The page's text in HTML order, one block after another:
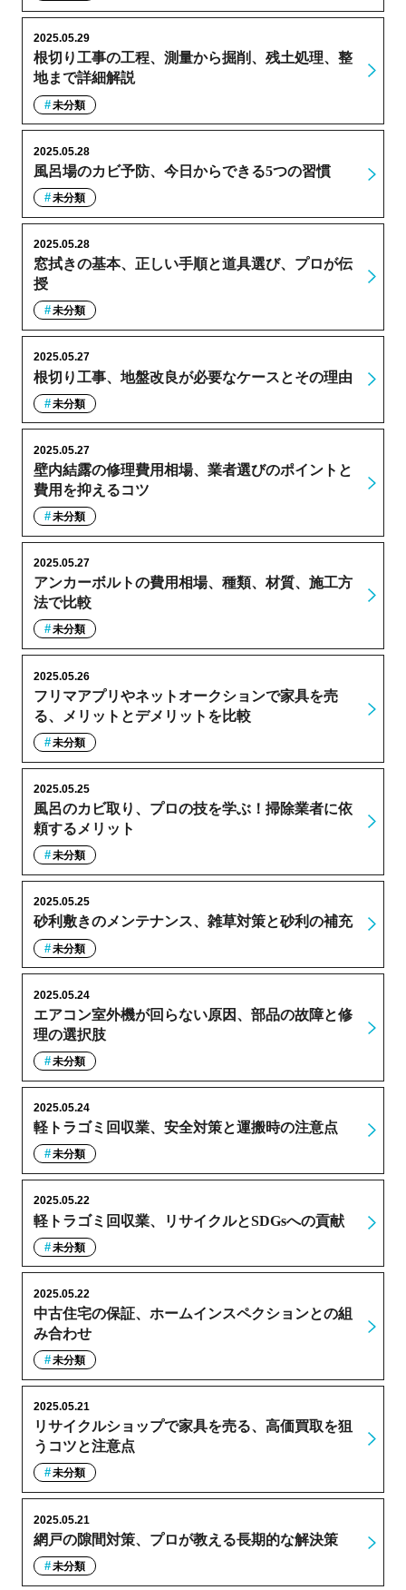
根切り工事の工程、測量から掘削、残土処理、整
地まで詳細解説
2025.05.29
未分類
風呂場のカビ予防、今日からできる5つの習慣
2025.05.28
未分類
窓拭きの基本、正しい手順と道具選び、プロが伝
授
2025.05.28
未分類
根切り工事、地盤改良が必要なケースとその理由
2025.05.27
未分類
壁内結露の修理費用相場、業者選びのポイントと
費用を抑えるコツ
2025.05.27
未分類
アンカーボルトの費用相場、種類、材質、施工方
法で比較
2025.05.27
未分類
フリマアプリやネットオークションで家具を売
る、メリットとデメリットを比較
2025.05.26
未分類
風呂のカビ取り、プロの技を学ぶ！掃除業者に依
頼するメリット
2025.05.25
未分類
砂利敷きのメンテナンス、雑草対策と砂利の補充
2025.05.25
未分類
エアコン室外機が回らない原因、部品の故障と修
理の選択肢
2025.05.24
未分類
軽トラゴミ回収業、安全対策と運搬時の注意点
2025.05.24
未分類
軽トラゴミ回収業、リサイクルとSDGsへの貢献
2025.05.22
未分類
中古住宅の保証、ホームインスペクションとの組
み合わせ
2025.05.22
未分類
リサイクルショップで家具を売る、高価買取を狙
うコツと注意点
2025.05.21
未分類
網戸の隙間対策、プロが教える長期的な解決策
2025.05.21
未分類